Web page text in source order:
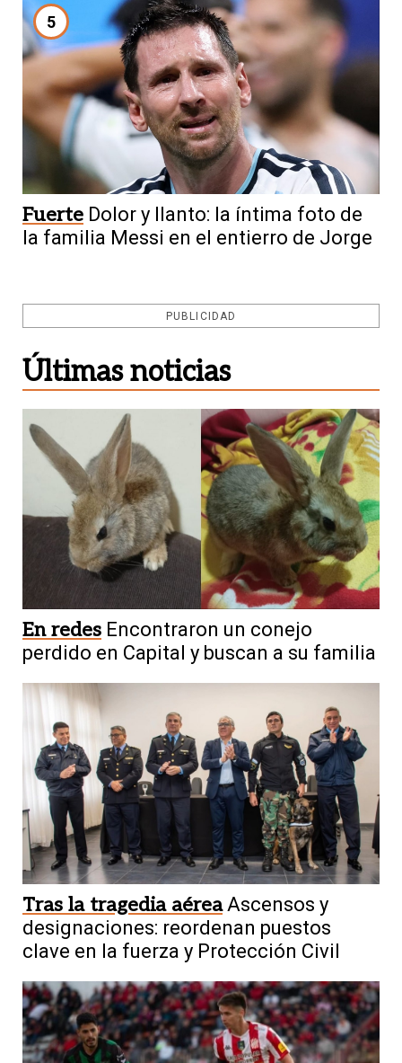
5
Fuerte Dolor y llanto: la íntima foto de
la familia Messi en el entierro de Jorge
PUBLICIDAD
Últimas noticias
En redes Encontraron un conejo
perdido en Capital y buscan a su familia
Tras la tragedia aérea Ascensos y
designaciones: reordenan puestos
clave en la fuerza y Protección Civil